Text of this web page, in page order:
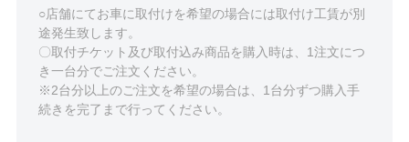
○店舗にてお車に取付けを希望の場合には取付け工賃が別
途発生致します。
〇取付チケット及び取付込み商品を購入時は、1注文につ
き一台分でご注文ください。
※2台分以上のご注文を希望の場合は、1台分ずつ購入手
続きを完了まで行ってください。